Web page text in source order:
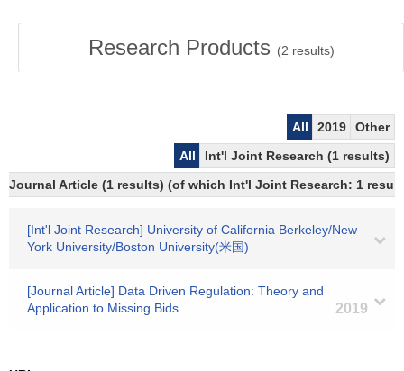
Research Products (2 results)
All 2019
Other
All
Int'l Joint Research (1 results)
Journal Article (1 results) (of which Int'l Joint Research: 1
[Int'l Joint Research] University of California Berkeley/New
York University/Boston University(米国)
[Journal Article] Data Driven Regulation: Theory and
Application to Missing Bids
2019